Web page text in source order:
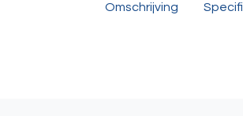
Omschrijving